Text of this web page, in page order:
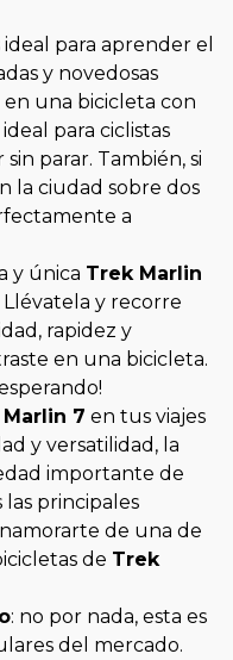
ideal para aprender el
y novedosas
una bicicleta con
para ciclistas
parar. También, si
la ciudad sobre dos
a
y única Trek Marlin
y recorre
rapidez y
en una bicicleta.
7 en tus viajes
y versatilidad, la
importante de
las principales
de una de
de Trek
: no por nada, esta es
del mercado.